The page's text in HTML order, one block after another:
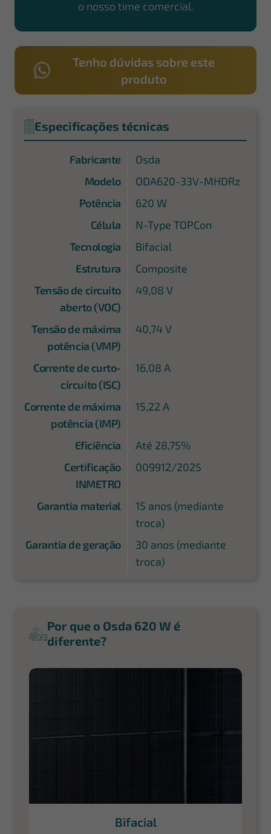
o nosso time comercial.
Tenho dúvidas sobre este
produto
Especificações técnicas
Fabricante
Osda
Modelo
ODA620-33V-MHDRz
Potência
620 W
Célula
N-Type TOPCon
Tecnologia
Bifacial
Estrutura
Composite
Tensão de circuito
aberto (VOC)
49,08 V
Tensão de máxima
potência (VMP)
40,74 V
Corrente de curto-
circuito (ISC)
16,08 A
Corrente de máxima
potência (IMP)
15,22 A
Eficiência
Até 28,75%
Certificação
INMETRO
009912/2025
Garantia material
15 anos (mediante
troca)
Garantia de geração
30 anos (mediante
troca)
Por que o Osda 620 W é
diferente?
Bifacial